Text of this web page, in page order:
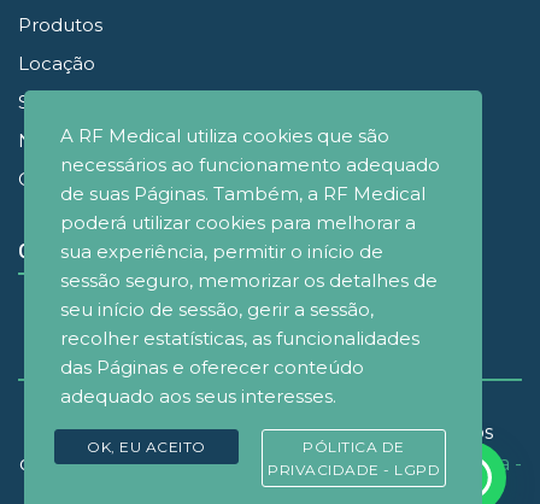
Produtos
Locação
Simuladores
Noticias
Contato
CONECTE-SE
© Copyrignt 2021 - RF Medical Brasil - Todos os
direitos reservados. Desenvolvido por
D&M Agência -
A RF Medical utiliza cookies que são
necessários ao funcionamento adequado
de suas Páginas. Também, a RF Medical
poderá utilizar cookies para melhorar a
sua experiência, permitir o início de
sessão seguro, memorizar os detalhes de
seu início de sessão, gerir a sessão,
recolher estatísticas, as funcionalidades
das Páginas e oferecer conteúdo
adequado aos seus interesses.
OK, EU ACEITO
PÓLITICA DE
PRIVACIDADE - LGPD